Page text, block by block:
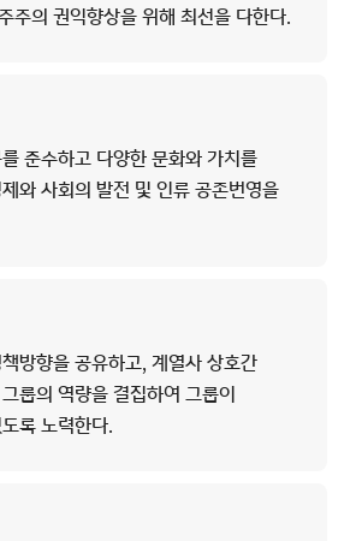
주의 권익향상을 위해 최선을 다한다.
준수하고 다양한 문화와 가치를
와 사회의 발전 및 인류 공존번영을
방향을 공유하고, 계열사 상호간
룹의 역량을 결집하여 그룹이
록 노력한다.